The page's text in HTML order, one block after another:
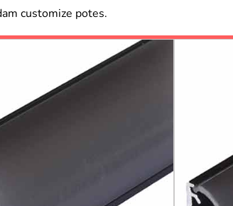
customize potes.